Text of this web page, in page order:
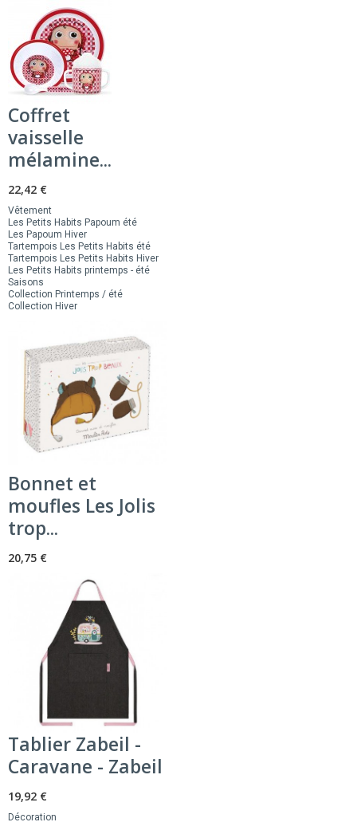
Coffret
vaisselle
mélamine...
22,42 €
Vêtement
Les Petits Habits Papoum été
Les Papoum Hiver
Tartempois Les Petits Habits été
Tartempois Les Petits Habits Hiver
Les Petits Habits printemps - été
Saisons
Collection Printemps / été
Collection Hiver
Bonnet et
moufles Les Jolis
trop...
20,75 €
Tablier Zabeil -
Caravane - Zabeil
19,92 €
Décoration